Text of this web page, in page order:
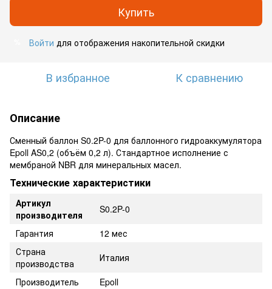
Купить
Войти для отображения накопительной скидки
В избранное К сравнению
Описание
Сменный баллон S0.2P-0 для баллонного гидроаккумулятора
Epoll AS0,2 (объём 0,2 л). Стандартное исполнение с
мембраной NBR для минеральных масел.
Технические характеристики
Артикул
производителя
S0.2P-0
Гарантия
12 мес
Страна
производства
Италия
Производитель
Epoll